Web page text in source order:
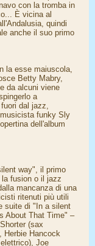
con la tromba in
È vicina al
quindi
anche il suo primo
la esse maiuscola,
Betty Mabry,
da alcuni viene
a
dal jazz,
funky Sly
dell'album
way", il primo
fusion o il jazz
mancanza di una
ritenuti più utili
suite di "In a silent
About That Time" –
(sax
Herbie Hancock
Joe